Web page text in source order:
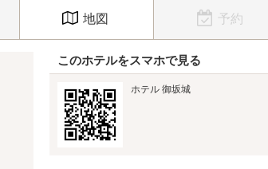
地図 予約
このホテルをスマホで見る
ホテル 御坂城